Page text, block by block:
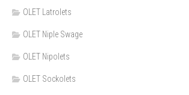
OLET Latrolets
OLET Niple Swage
OLET Nipolets
OLET Sockolets